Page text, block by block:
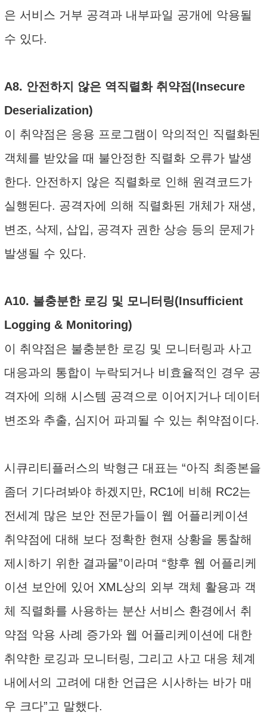
은 서비스 거부 공격과 내부파일 공개에 악용될
수 있다.
A8. 안전하지 않은 역직렬화 취약점(Insecure
Deserialization)
이 취약점은 응용 프로그램이 악의적인 직렬화된
객체를 받았을 때 불안정한 직렬화 오류가 발생
한다. 안전하지 않은 직렬화로 인해 원격코드가
실행된다. 공격자에 의해 직렬화된 개체가 재생,
변조, 삭제, 삽입, 공격자 권한 상승 등의 문제가
발생될 수 있다.
A10. 불충분한 로깅 및 모니터링(Insufficient
Logging & Monitoring)
이 취약점은 불충분한 로깅 및 모니터링과 사고
대응과의 통합이 누락되거나 비효율적인 경우 공
격자에 의해 시스템 공격으로 이어지거나 데이터
변조와 추출, 심지어 파괴될 수 있는 취약점이다.
시큐리티플러스의 박형근 대표는 “아직 최종본을
좀더 기다려봐야 하겠지만, RC1에 비해 RC2는
전세계 많은 보안 전문가들이 웹 어플리케이션
취약점에 대해 보다 정확한 현재 상황을 통찰해
제시하기 위한 결과물”이라며 “향후 웹 어플리케
이션 보안에 있어 XML상의 외부 객체 활용과 객
체 직렬화를 사용하는 분산 서비스 환경에서 취
약점 악용 사례 증가와 웹 어플리케이션에 대한
취약한 로깅과 모니터링, 그리고 사고 대응 체계
내에서의 고려에 대한 언급은 시사하는 바가 매
우 크다”고 말했다.